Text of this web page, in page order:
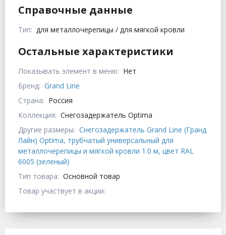
Справочные данные
Тип: для металлочерепицы / для мягкой кровли
Остальные характеристики
Показывать элемент в меню: Нет
Бренд: Grand Line
Страна: Россия
Коллекция: Снегозадержатель Optima
Другие размеры: Снегозадержатель Grand Line (Гранд
Лайн) Optima, трубчатый универсальный для
металлочерепицы и мягкой кровли 1.0 м, цвет RAL
6005 (зеленый)
Тип товара: Основной товар
Товар участвует в акции: